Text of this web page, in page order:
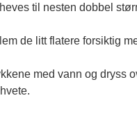
til nesten dobbel
de litt flatere forsiktig
med vann og dryss